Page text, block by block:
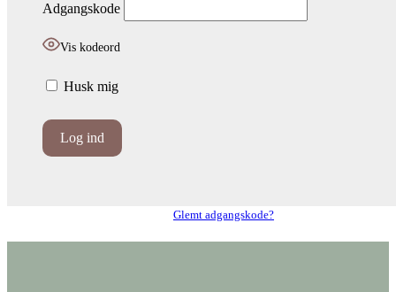
Adgangskode
Vis kodeord
Husk mig
Glemt adgangskode?